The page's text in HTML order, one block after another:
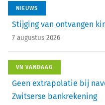
NIEUWS
Stijging van ontvangen
7 augustus 2026
VN VANDAAG
Geen extrapolatie bij
Zwitserse bankrekening